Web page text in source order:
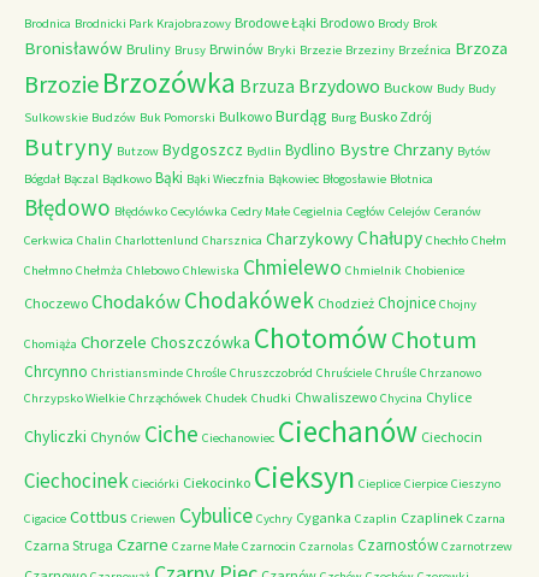
Brodnica Brodnicki Park Krajobrazowy Brodowe Łąki Brodowo Brody Brok
Bronisławów Bruliny Brusy Brwinów Bryki Brzezie Brzeziny Brzeźnica Brzoza
Brzozie Brzozówka Brzuza Brzydowo Buckow Budy Budy
Sulkowskie Budzów Buk Pomorski Bulkowo Burdąg Burg Busko Zdrój
Butryny Butzow Bydgoszcz Bydlin Bydlino Bystre Chrzany Bytów
Bógdał Bączal Bądkowo Bąki Bąki Wieczfnia Bąkowiec Błogosławie Błotnica
Błędowo Błędówko Cecylówka Cedry Małe Cegielnia Cegłów Celejów Ceranów
Cerkwica Chalin Charlottenlund Charsznica CharzykowyChałupy Chechło Chełm
Chełmno Chełmża Chlebowo Chlewiska Chmielewo Chmielnik Chobienice
Choczewo ChodakówChodakówek Chodzież Chojnice Chojny
Chomiąża Chorzele Choszczówka ChotomówChotum
Chrcynno Christiansminde Chrośle Chruszczobród Chruściele Chruśle Chrzanowo
Chrzypsko Wielkie Chrząchówek Chudek Chudki Chwaliszewo Chycina Chylice
Chyliczki Chynów Ciche Ciechanowiec Ciechanów Ciechocin
Ciechocinek Cieciórki Ciekocinko Cieksyn Cieplice Cierpice Cieszyno
Cigacice Cottbus Criewen Cybulice Cychry Cyganka Czaplin Czaplinek Czarna
Czarna Struga Czarne Czarne Małe Czarnocin Czarnolas Czarnostów Czarnotrzew